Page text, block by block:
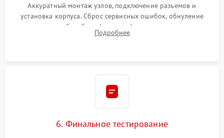
Аккуратный монтаж узлов, подключение разъемов и
установка корпуса. Сброс сервисных ошибок, обнуление
счетчиков абсорбера (памперса) или узла переноса,
обновление прошивки и программная калибровка аппарата.
Подробнее
6. Финальное тестирование